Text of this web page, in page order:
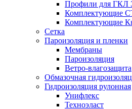
Профили для ГКЛ
Комплектующие
Комплектующие
Сетка
Пароизоляция и пленки
Мембраны
Пароизоляция
Ветро-влагозащита
Обмазочная
Гидроизоляция рулонная
Унифлекс
Техноэласт